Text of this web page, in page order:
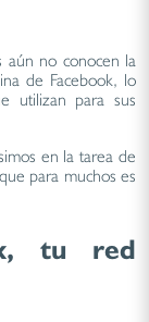
aún no conocen la
de Facebook, lo
utilizan para sus
en la tarea de
para muchos es
tu red